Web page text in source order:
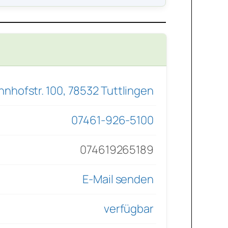
100, 78532 Tuttlingen
07461-926-5100
074619265189
E-Mail senden
verfügbar